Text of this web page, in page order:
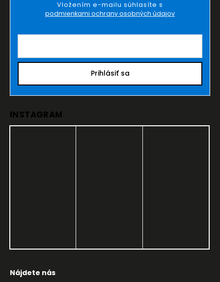
Vložením e-mailu súhlasíte s
podmienkami ochrany osobných údajov
Prihlásiť sa
INSTAGRAM
Nájdete nás